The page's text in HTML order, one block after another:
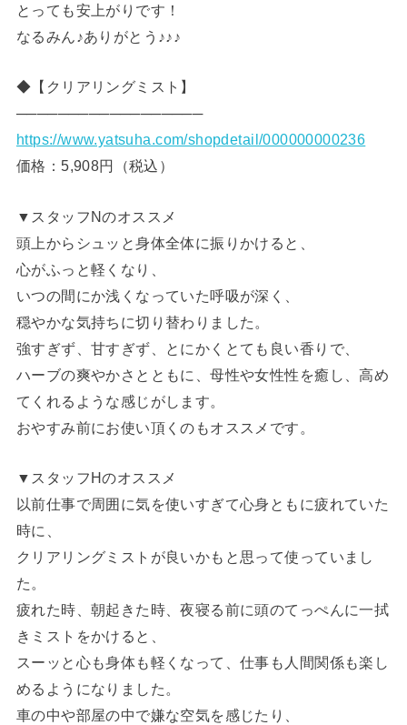
とっても安上がりです！
なるみん♪ありがとう♪♪♪
◆【クリアリングミスト】
──────────────────
https://www.yatsuha.com/shopdetail/000000000236
価格：5,908円（税込）
▼スタッフNのオススメ
頭上からシュッと身体全体に振りかけると、
心がふっと軽くなり、
いつの間にか浅くなっていた呼吸が深く、
穏やかな気持ちに切り替わりました。
強すぎず、甘すぎず、とにかくとても良い香りで、
ハーブの爽やかさとともに、母性や女性性を癒し、高め
てくれるような感じがします。
おやすみ前にお使い頂くのもオススメです。
▼スタッフHのオススメ
以前仕事で周囲に気を使いすぎて心身ともに疲れていた
時に、
クリアリングミストが良いかもと思って使っていまし
た。
疲れた時、朝起きた時、夜寝る前に頭のてっぺんに一拭
きミストをかけると、
スーッと心も身体も軽くなって、仕事も人間関係も楽し
めるようになりました。
車の中や部屋の中で嫌な空気を感じたり、